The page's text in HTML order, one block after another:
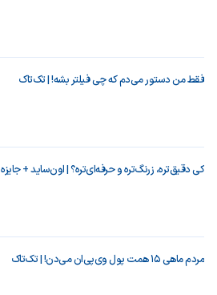
فقط من دستور می‌دم که چی فیلتر بشه! | تک‌تاک
کی دقیق‌تره، زرنگ‌تره و حرفه‌ای‌تره؟ | اون‌ساید + جایزه
مردم ماهی ۱۵ همت پول وی‌پی‌ان می‌دن! | تک‌تاک